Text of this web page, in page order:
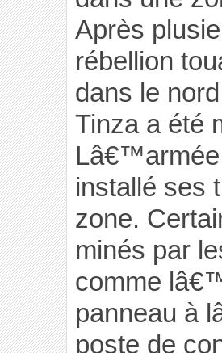
Après
rébellion
dans le
Tinza a été
installé ses
zone.
minés par
comme
panneau à
poste de